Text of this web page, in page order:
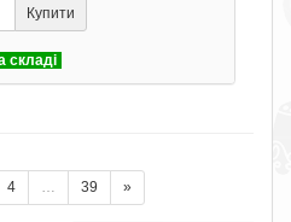
Купити
складі
4 … 39 »